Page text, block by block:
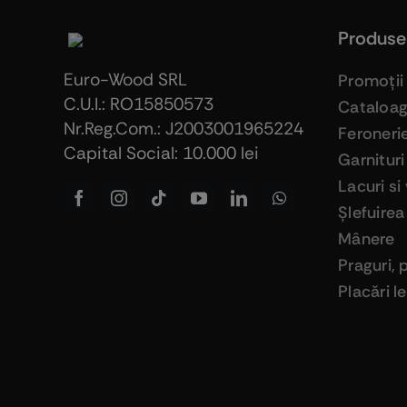
Euro-Wood SRL
C.U.I.: RO15850573
Nr.Reg.Com.: J2003001965224
Capital Social: 10.000 lei
Promoţii
Lacuri si
Mânere
Praguri,
Placări